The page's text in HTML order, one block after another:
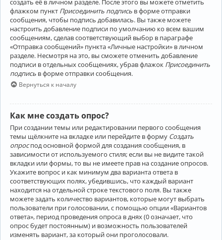
флажком пункт Присоединить подпись в форме отправки
сообщения, чтобы подпись добавилась. Вы также можете
настроить добавление подписи по умолчанию ко всем вашим
сообщениям, сделав соответствующий выбор в параграфе
«Отправка сообщений» пункта «Личные настройки» в личном
разделе. Несмотря на это, вы сможете отменить добавление
подписи в отдельных сообщениях, убрав флажок Присоединить
подпись в форме отправки сообщения.
Вернуться к началу
Как мне создать опрос?
При создании темы или редактировании первого сообщения
темы щёлкните на вкладке или перейдите в форму Создать
опроспод основной формой для создания сообщения, в
зависимости от используемого стиля; если вы не видите такой
вкладки или формы, то вы не имеете прав на создание опросов.
Укажите вопрос и как минимум два варианта ответа в
соответствующих полях, убедившись, что каждый вариант
находится на отдельной строке текстового поля. Вы также
можете задать количество вариантов, которые могут выбрать
пользователи при голосовании, с помощью опции «Вариантов
ответа», период проведения опроса в днях (0 означает, что
опрос будет постоянным) и возможность пользователей
изменять вариант, за который они проголосовали.